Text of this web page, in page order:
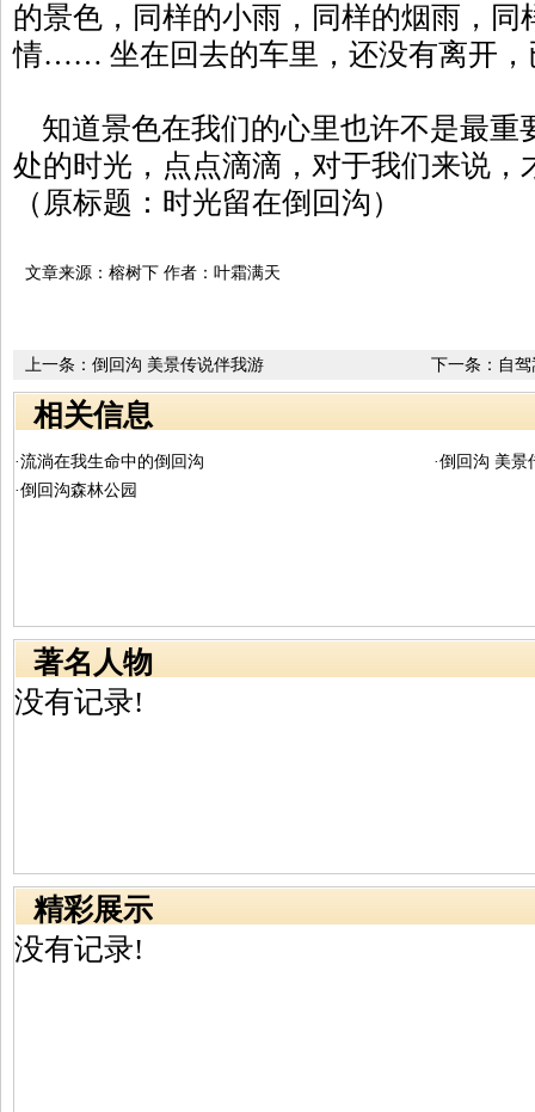
的景色，同样的小雨，同样的烟雨，同
情…… 坐在回去的车里，还没有离开
知道景色在我们的心里也许不是最重
处的时光，点点滴滴，对于我们来说
（原标题：时光留在倒回沟）
文章来源：榕树下 作者：叶霜满天
下一条： 自
上一条： 倒回沟 美景传说伴我游
相关信息
·流淌在我生命中的倒回沟
·倒回沟 美景
·倒回沟森林公园
著名人物
没有记录!
精彩展示
没有记录!